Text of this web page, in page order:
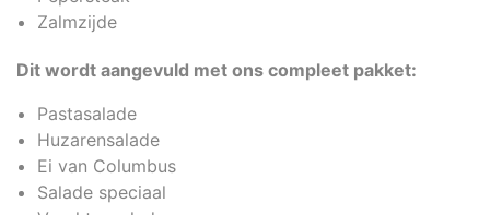
Zalmzijde
Dit wordt aangevuld met ons compleet pakket:
Pastasalade
Huzarensalade
Ei van Columbus
Salade speciaal